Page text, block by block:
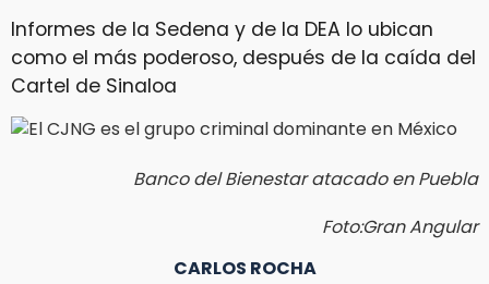
Informes de la Sedena y de la DEA lo ubican
como el más poderoso, después de la caída del
Cartel de Sinaloa
Banco del Bienestar atacado en Puebla
Foto:Gran Angular
CARLOS ROCHA